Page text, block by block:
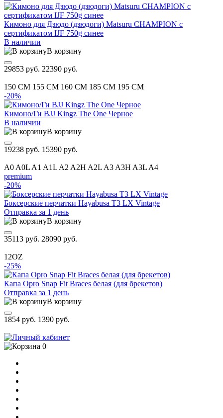
Кимоно для Дзюдо (дзюдоги) Matsuru CHAMPION с
сертификатом IJF 750g синее
В наличии
В корзину
29853 руб. 22390 руб.
150 CM 155 CM 160 CM 185 CM 195 CM
-20%
Кимоно/Ги BJJ Kingz The One Черное
В наличии
В корзину
19238 руб. 15390 руб.
A0 A0L A1 A1L A2 A2H A2L A3 A3H A3L A4
premium
-20%
Боксерские перчатки Hayabusa T3 LX Vintage
Отправка за 1 день
В корзину
35113 руб. 28090 руб.
12OZ
-25%
Капа Opro Snap Fit Braces белая (для брекетов)
Отправка за 1 день
В корзину
1854 руб. 1390 руб.
0